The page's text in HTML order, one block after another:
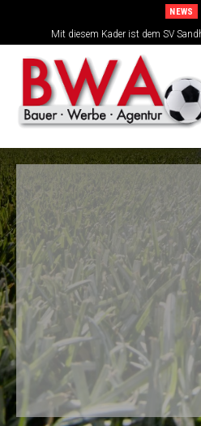
NEWS
Mit diesem Kader ist dem SV
TSG-Erfolgsarchitekten sehen sich